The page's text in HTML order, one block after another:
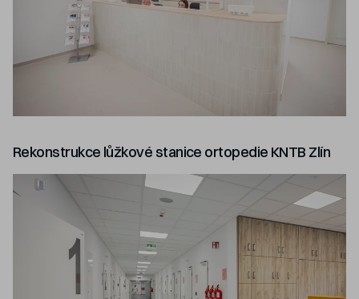
Rekonstrukce lůžkové stanice ortopedie KNTB Zlín